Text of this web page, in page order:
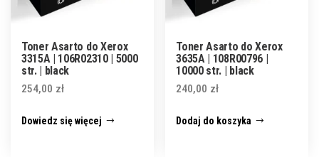
Toner Asarto do Xerox
3315A | 106R02310 | 5000
str. | black
254,00 zł
Dowiedz się więcej
Toner Asarto do Xerox
3635A | 108R00796 |
10000 str. | black
240,00 zł
Dodaj do koszyka